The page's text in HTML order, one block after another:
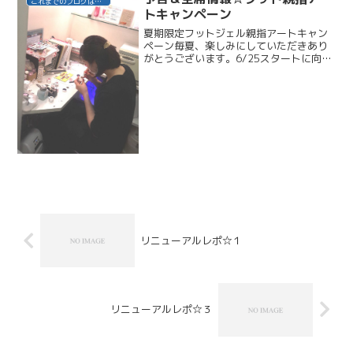
トキャンペーン
夏期限定フットジェル親指アートキャン
ペーン毎夏、楽しみにしていただきあり
がとうございます。6/25スタートに向け
リニューアルレポ☆１
リニューアルレポ☆３